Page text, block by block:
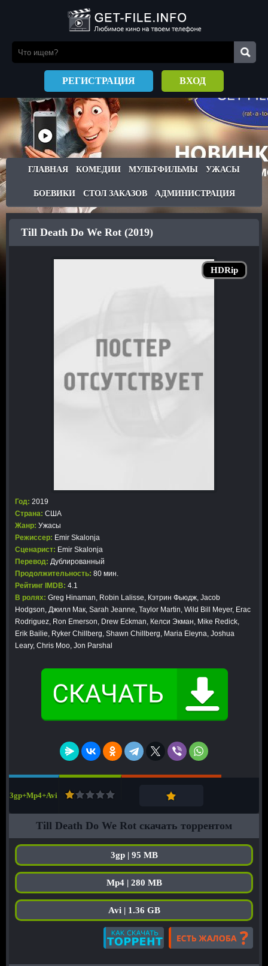
РЕГИСТРАЦИЯ ВХОД
ГЛАВНАЯ КОМЕДИИ МУЛЬТФИЛЬМЫ УЖАСЫ
БОЕВИКИ СТОЛ ЗАКАЗОВ АДМИНИСТРАЦИЯ
HDRip
Till Death Do We Rot (2019)
Год: 2019
Страна: США
Жанр: Ужасы
Режиссер: Emir Skalonja
Сценарист: Emir Skalonja
Перевод: Дублированный
Продолжительность: 80 мин.
Рейтинг IMDB: 4.1
В ролях: Greg Hinaman, Robin Lalisse, Кэтрин Фьюдж, Jacob
Hodgson, Джилл Мак, Sarah Jeanne, Taylor Martin, Wild Bill Meyer, Erac
Rodriguez, Ron Emerson, Drew Eckman, Келси Экман, Mike Redick,
Erik Bailie, Ryker Chillberg, Shawn Chillberg, Maria Eleyna, Joshua
Leary, Chris Moo, Jon Parshal
3gp+Mp4+Avi
Till Death Do We Rot скачать торрентом
3gp | 95 MB
Mp4 | 280 MB
Avi | 1.36 GB